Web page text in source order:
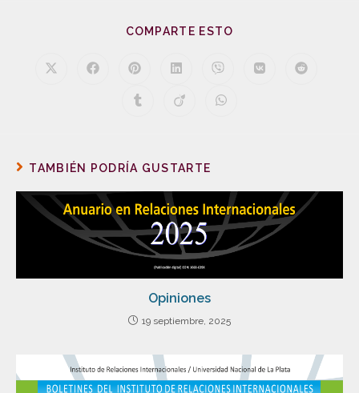
COMPARTE ESTO
TAMBIÉN PODRÍA GUSTARTE
Opiniones
19 septiembre, 2025